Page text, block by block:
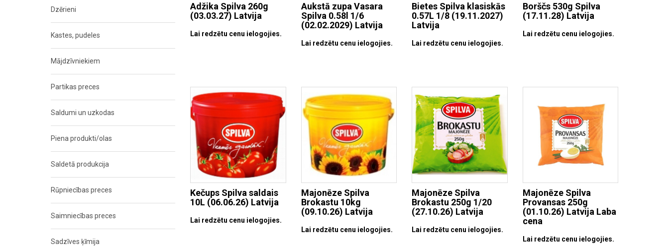
Dzērieni
Kastes, pudeles
Mājdzīvniekiem
Partikas preces
Saldumi un uzkodas
Piena produkti/olas
Saldetā produkcija
Rūpniecības preces
Saimniecības preces
Sadzīves ķīmija
Adžika Spilva 260g
(03.03.27) Latvija
Lai redzētu cenu ielogojies.
Aukstā zupa Vasara
Spilva 0.58l 1/6
(02.02.2029) Latvija
Lai redzētu cenu ielogojies.
Bietes Spilva klasiskās
0.57L 1/8 (19.11.2027)
Latvija
Lai redzētu cenu ielogojies.
Borščs 530g Spilva
(17.11.28) Latvija
Lai redzētu cenu ielogojies.
Kečups Spilva saldais
10L (06.06.26) Latvija
Lai redzētu cenu ielogojies.
Majonēze Spilva
Brokastu 10kg
(09.10.26) Latvija
Lai redzētu cenu ielogojies.
Majonēze Spilva
Brokastu 250g 1/20
(27.10.26) Latvija
Lai redzētu cenu ielogojies.
Majonēze Spilva
Provansas 250g
(01.10.26) Latvija Laba
cena
Lai redzētu cenu ielogojies.